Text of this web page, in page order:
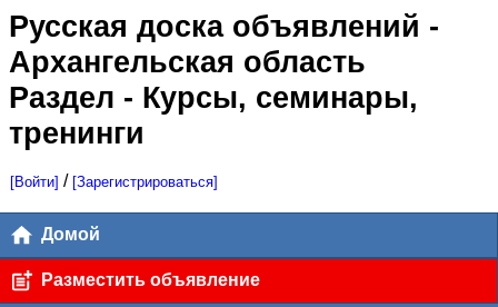
Русская доска объявлений -
Архангельская область
Раздел - Курсы, семинары,
тренинги
[Войти] / [Зарегистрироваться]
Домой
Разместить объявление